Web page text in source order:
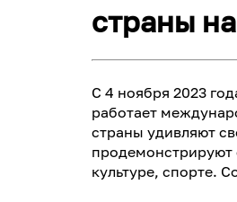
страны
С 4 ноября 2023
работает
страны удивляют
продемонстрируют
культуре, спорте.